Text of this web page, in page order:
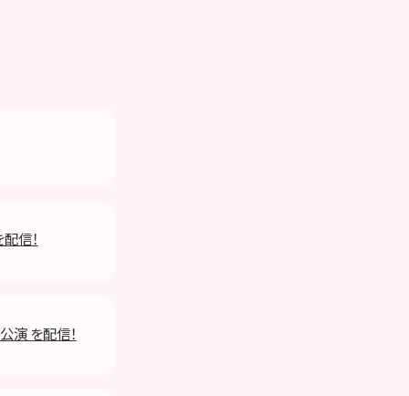
信！
演 を配信！